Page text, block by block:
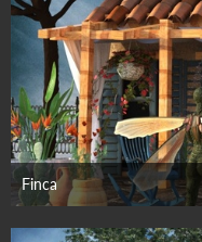
Finca
1. September 2025